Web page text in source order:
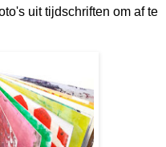
uit tijdschriften om af te